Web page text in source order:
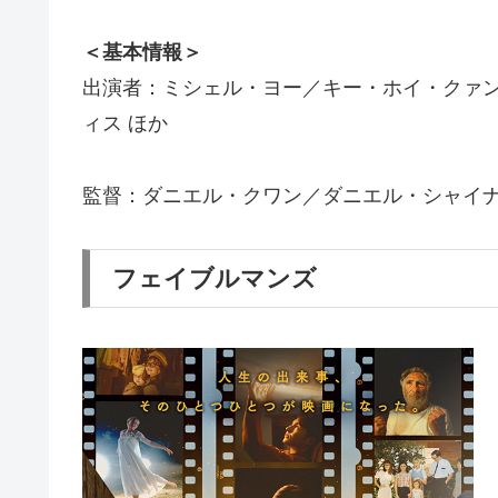
＜基本情報＞
出演者：ミシェル・ヨー／キー・ホイ・クァ
ィス ほか
監督：ダニエル・クワン／ダニエル・シャイ
フェイブルマンズ